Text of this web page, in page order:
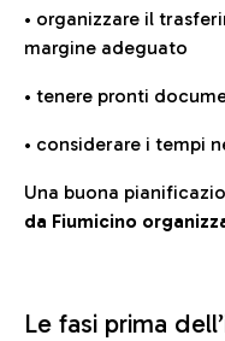
• organizzare il
margine adeguato
• tenere pronti
• considerare i tempi
Una buona
da Fiumicino
Le fasi prima